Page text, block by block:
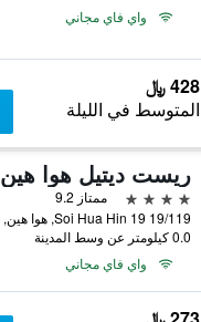
واي فاي مجاني
428 ﷼
المتوسط في الليلة
ريست ديتيل هوا هين
4 نجوم
ممتاز 9.2
19/119 Soi Hua Hin 19, هوا هين, تايلاند
0.0 كيلومتر عن وسط المدينة
واي فاي مجاني